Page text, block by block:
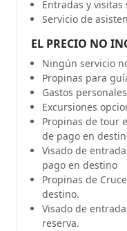
Entradas y
Servicio de
EL PRECIO NO
Ningún servicio
Propinas para
Gastos
Excursiones
Propinas de tour
de pago en
Visado de
pago en destino
Propinas de
destino.
Visado de
reserva.